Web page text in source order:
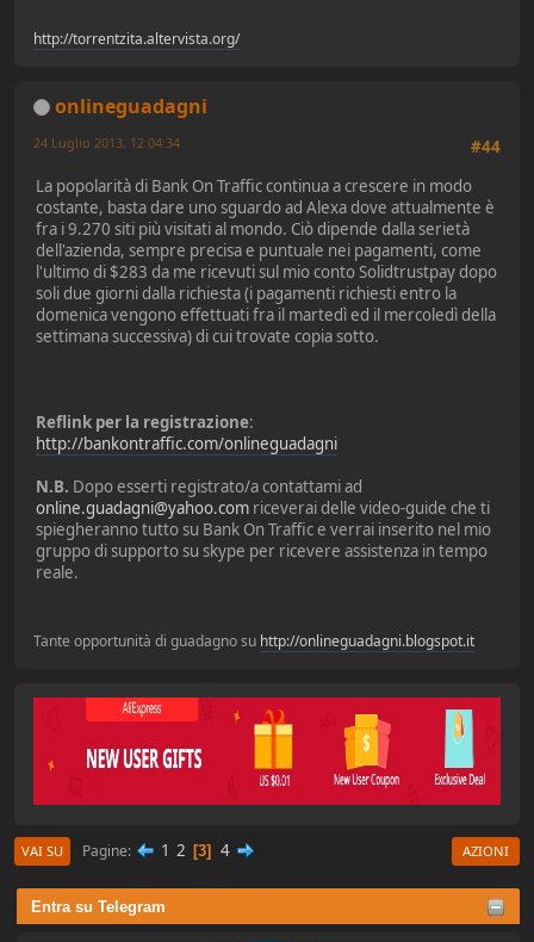
Entra su Telegram
http://torrentzita.altervista.org/
onlineguadagni
#44
24 Luglio 2013, 12:04:34
La popolarità di Bank On Traffic continua a crescere in modo
costante, basta dare uno sguardo ad Alexa dove attualmente è
fra i 9.270 siti più visitati al mondo. Ciò dipende dalla serietà
dell'azienda, sempre precisa e puntuale nei pagamenti, come
l'ultimo di $283 da me ricevuti sul mio conto Solidtrustpay dopo
soli due giorni dalla richiesta (i pagamenti richiesti entro la
domenica vengono effettuati fra il martedì ed il mercoledì della
settimana successiva) di cui trovate copia sotto.
Reflink per la registrazione:
http://bankontraffic.com/onlineguadagni
N.B. Dopo esserti registrato/a contattami ad
online.guadagni@yahoo.com riceverai delle video-guide che ti
spiegheranno tutto su Bank On Traffic e verrai inserito nel mio
gruppo di supporto su skype per ricevere assistenza in tempo
reale.
Tante opportunità di guadagno su http://onlineguadagni.blogspot.it
VAI SU Pagine 1 2 3 4 AZIONI